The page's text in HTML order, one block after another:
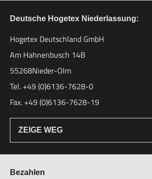
Deutsche Hogetex Niederlassung:
Hogetex Deutschland GmbH
Am Hahnenbusch 14B
55268Nieder-Olm
Tel. +49 (0)6136-7628-0
Fax. +49 (0)6136-7628-19
ZEIGE WEG
Bezahlen